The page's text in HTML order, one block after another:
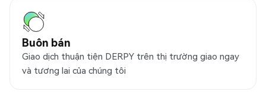
Buôn bán
Giao dịch thuận tiện DERPY trên thị trường giao ngay
và tương lai của chúng tôi